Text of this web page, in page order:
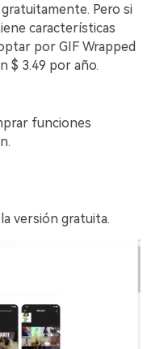
Pero si
características
por GIF Wrapped
$ 3.49 por año.
funciones
versión gratuita.